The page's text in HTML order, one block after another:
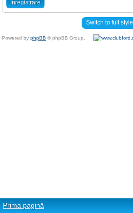
Înregistrare
Switch to full style
Powered by phpBB © phpBB Group.
Prima pagină